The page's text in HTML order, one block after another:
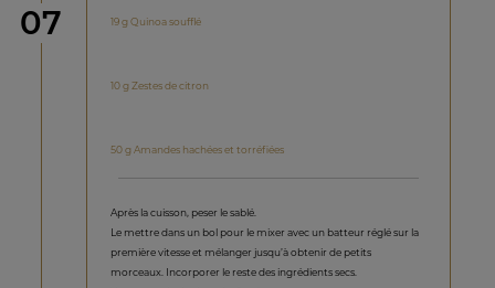
étape
07 19 g Quinoa soufflé
10 g Zestes de citron
50 g Amandes hachées et torréfiées
Après la cuisson, peser le sablé.
Le mettre dans un bol pour le mixer avec un batteur réglé sur la
première vitesse et mélanger jusqu’à obtenir de petits
morceaux. Incorporer le reste des ingrédients secs.